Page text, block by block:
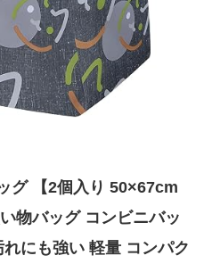
グ 【2個入り 50×67cm
物バッグ コンビニバッ
にも強い 軽量 コンパク